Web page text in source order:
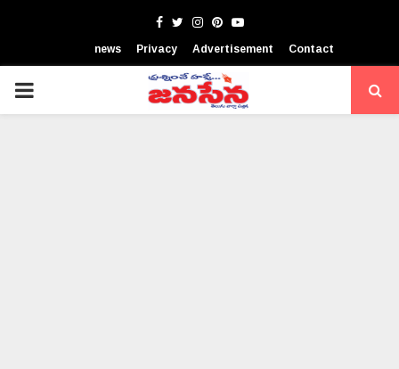
Facebook
TwitterInstagram
Pinterest
Youtube
news Privacy Advertisement Contact
PRIMARY